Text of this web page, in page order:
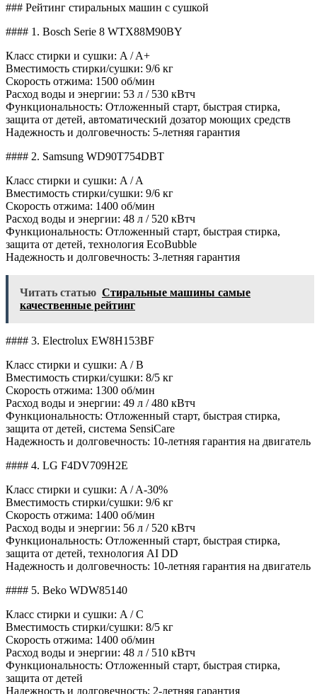
### Рейтинг стиральных машин с сушкой
#### 1. Bosch Serie 8 WTX88M90BY
Класс стирки и сушки: A / A+
Вместимость стирки/сушки: 9/6 кг
Скорость отжима: 1500 об/мин
Расход воды и энергии: 53 л / 530 кВтч
Функциональность: Отложенный старт, быстрая стирка,
защита от детей, автоматический дозатор моющих средств
Надежность и долговечность: 5-летняя гарантия
#### 2. Samsung WD90T754DBT
Класс стирки и сушки: A / A
Вместимость стирки/сушки: 9/6 кг
Скорость отжима: 1400 об/мин
Расход воды и энергии: 48 л / 520 кВтч
Функциональность: Отложенный старт, быстрая стирка,
защита от детей, технология EcoBubble
Надежность и долговечность: 3-летняя гарантия
Читать статью Стиральные машины самые
качественные рейтинг
#### 3. Electrolux EW8H153BF
Класс стирки и сушки: A / B
Вместимость стирки/сушки: 8/5 кг
Скорость отжима: 1300 об/мин
Расход воды и энергии: 49 л / 480 кВтч
Функциональность: Отложенный старт, быстрая стирка,
защита от детей, система SensiCare
Надежность и долговечность: 10-летняя гарантия на двигатель
#### 4. LG F4DV709H2E
Класс стирки и сушки: A / A-30%
Вместимость стирки/сушки: 9/6 кг
Скорость отжима: 1400 об/мин
Расход воды и энергии: 56 л / 520 кВтч
Функциональность: Отложенный старт, быстрая стирка,
защита от детей, технология AI DD
Надежность и долговечность: 10-летняя гарантия на двигатель
#### 5. Beko WDW85140
Класс стирки и сушки: A / C
Вместимость стирки/сушки: 8/5 кг
Скорость отжима: 1400 об/мин
Расход воды и энергии: 48 л / 510 кВтч
Функциональность: Отложенный старт, быстрая стирка,
защита от детей
Надежность и долговечность: 2-летняя гарантия